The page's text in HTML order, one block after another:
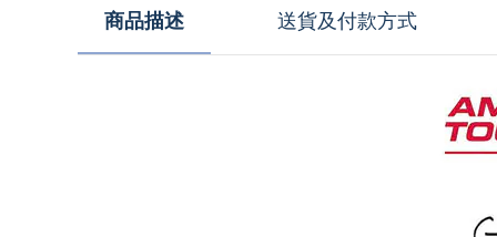
商品描述 送貨及付款方式